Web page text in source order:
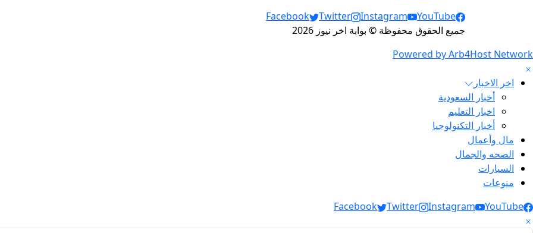
Social Links
Facebook Twitter Instagram
YouTube
جميع الحقوق محفوظة © بوابة اخر نيوز 2026
Powered by Arb4Host Network
اخر الاخبار
أخبار السعودية
اخبار التعليم
أخبار التكنولوجيا
مال وأعمال
الصحه والجمال
السيارات
منوعات
Social Links
Facebook Twitter Instagram YouTube